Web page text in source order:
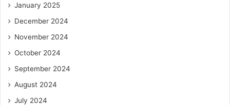
January 2025
December 2024
November 2024
October 2024
September 2024
August 2024
July 2024